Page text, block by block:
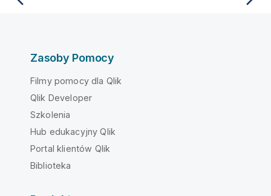
Zasoby Pomocy
Filmy pomocy dla Qlik
Qlik Developer
Szkolenia
Hub edukacyjny Qlik
Portal klientów Qlik
Biblioteka